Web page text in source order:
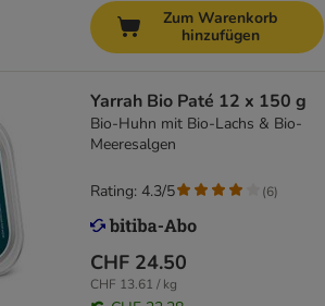
Zum Warenkorb
hinzufügen
Yarrah Bio Paté 12 x 150 g
Bio-Huhn mit Bio-Lachs & Bio-
Meeresalgen
CHF 24.50
CHF 13.61 / kg
Rating: 4.3/5 (6)